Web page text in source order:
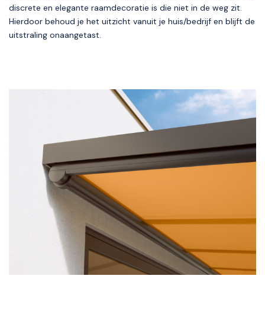
discrete en elegante raamdecoratie is die niet in de weg zit.
Hierdoor behoud je het uitzicht vanuit je huis/bedrijf en blijft de
uitstraling onaangetast.